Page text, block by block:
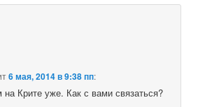
6 мая, 2014 в 9:38 пп:
Крите уже. Как с вами связаться?